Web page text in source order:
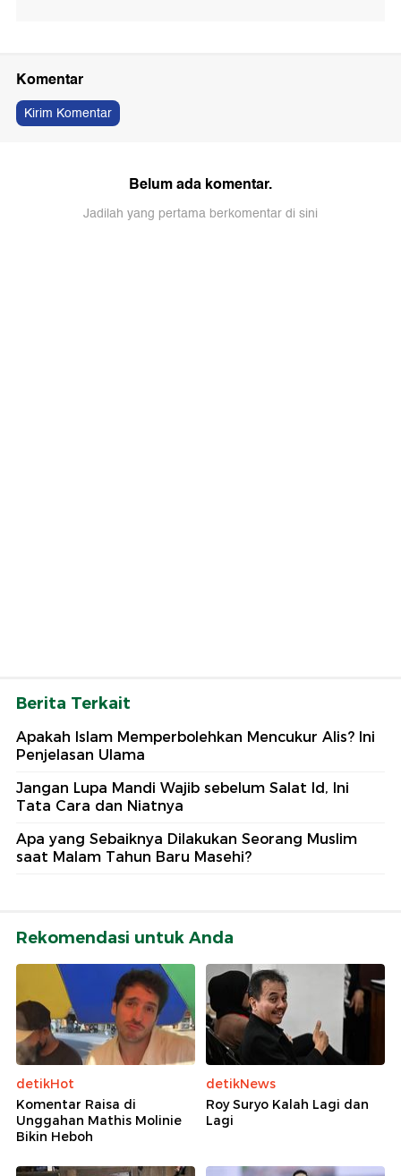
Komentar
Kirim Komentar
Belum ada komentar.
Jadilah yang pertama berkomentar di sini
Berita Terkait
Apakah Islam Memperbolehkan Mencukur Alis? Ini
Penjelasan Ulama
Jangan Lupa Mandi Wajib sebelum Salat Id, Ini
Tata Cara dan Niatnya
Apa yang Sebaiknya Dilakukan Seorang Muslim
saat Malam Tahun Baru Masehi?
Rekomendasi untuk Anda
detikHot
Komentar Raisa di
Unggahan Mathis Molinie
Bikin Heboh
detikNews
Roy Suryo Kalah Lagi dan
Lagi